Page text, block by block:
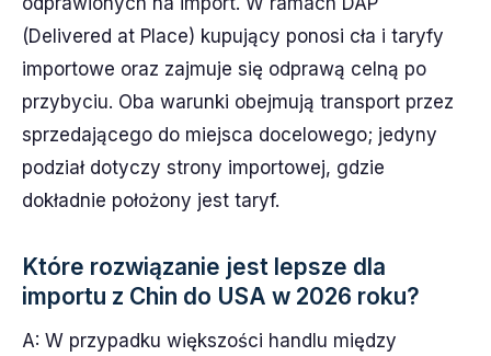
(Delivered at Place) kupujący ponosi cła i taryfy
importowe oraz zajmuje się odprawą celną po
przybyciu. Oba warunki obejmują transport przez
sprzedającego do miejsca docelowego; jedyny
podział dotyczy strony importowej, gdzie
dokładnie położony jest taryf.
Które rozwiązanie jest lepsze dla
importu z Chin do USA w 2026 roku?
A: W przypadku większości handlu między